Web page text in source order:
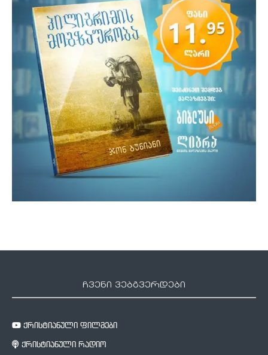
ჩვენი ვებგვერდები
ქრისტიანული ფილმები
ქრისტიანული რადიო